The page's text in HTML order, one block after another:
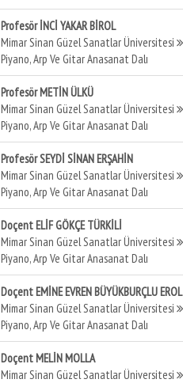
Profesör İNCİ YAKAR BİROL
Mimar Sinan Güzel Sanatlar Üniversitesi
Piyano, Arp Ve Gitar Anasanat Dalı
Profesör METİN ÜLKÜ
Mimar Sinan Güzel Sanatlar Üniversitesi
Piyano, Arp Ve Gitar Anasanat Dalı
Profesör SEYDİ SİNAN ERŞAHİN
Mimar Sinan Güzel Sanatlar Üniversitesi
Piyano, Arp Ve Gitar Anasanat Dalı
Doçent ELİF GÖKÇE TÜRKİLİ
Mimar Sinan Güzel Sanatlar Üniversitesi
Piyano, Arp Ve Gitar Anasanat Dalı
Doçent EMİNE EVREN BÜYÜKBURÇLU EROL
Mimar Sinan Güzel Sanatlar Üniversitesi
Piyano, Arp Ve Gitar Anasanat Dalı
Doçent MELİN MOLLA
Mimar Sinan Güzel Sanatlar Üniversitesi